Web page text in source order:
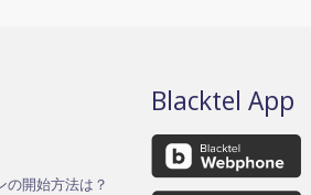
の開始方法は？
Blacktel App